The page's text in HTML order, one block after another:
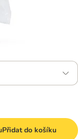
Přidat do košíku